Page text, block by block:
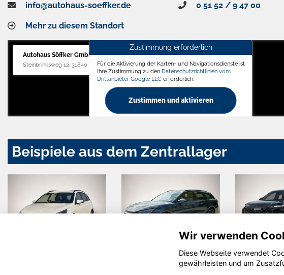
info@autohaus-soeffker.de 0 51 52 / 9 47 00
Mehr zu diesem Standort
Autohaus Söffker GmbH
Steinbrinksweg 12, 31840 Hessisch Oldendorf
Zustimmung erforderlich
Für die Aktivierung der Karten- und Navigationsdienste ist
Ihre Zustimmung zu den Datenschutzrichtlinien vom
Drittanbieter Google LLC erforderlich.
Zustimmen und aktivieren
Beispiele aus dem Zentrallager
Cyberster
Seat
Wir verwenden
Diese Webseite verwendet
gewährleisten und um